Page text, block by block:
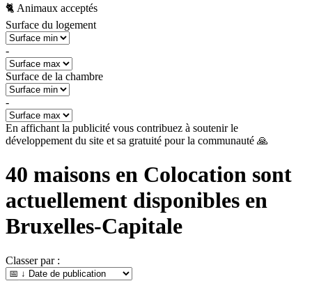
🐈 Animaux acceptés
Surface du logement
-
Surface de la chambre
-
En affichant la publicité vous contribuez à soutenir le
développement du site et sa gratuité pour la communauté 🙏
40 maisons en Colocation sont
actuellement disponibles en
Bruxelles-Capitale
Classer par :